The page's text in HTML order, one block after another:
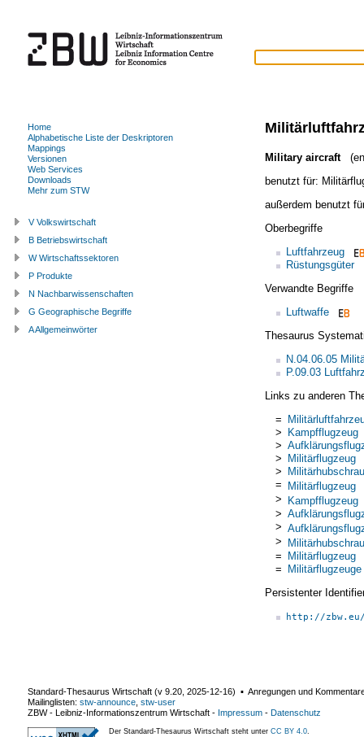
Military aircraft
benutzt für:
außerdem benutzt
Oberbegriffe
Luftfahrzeug
Rüstungsgüter
Verwandte Begriffe
Luftwaffe
Thesaurus
N.04.06.05
P.09.03
Links zu anderen
=
> Kampfflugzeug
>
> Militärflugzeug
>
= Militärflugzeug
> Kampfflugzeug
>
>
>
= Militärflugzeug
= Militärflugzeuge
Persistenter
http://
Home
Alphabetische Liste der Deskriptoren
Mappings
Versionen
Web Services
Downloads
Mehr zum STW
V Volkswirtschaft
B Betriebswirtschaft
W Wirtschaftssektoren
P Produkte
N Nachbarwissenschaften
G Geographische Begriffe
A Allgemeinwörter
Standard-Thesaurus Wirtschaft (v 9.20 2025-12-16) ▪ Anregungen und
Mailinglisten: stw-announce stw-user
ZBW - Leibniz-Informationszentrum Wirtschaft - Impressum - Datenschutz
Der Standard-Thesaurus Wirtschaft steht unter CC BY 4.0